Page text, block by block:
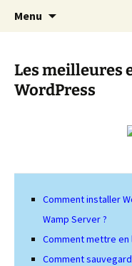
Christian Pc
Cours
Interventions
Menu
Les meilleures
WordPress
Comment installer
Wamp Server ?
Comment mettre en
Comment